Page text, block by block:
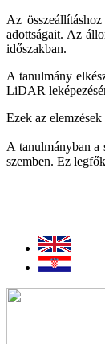
Az
adottságait. Az
időszakban.
A tanulmány
LiDAR
Ezek az
A tanulmányban a
szemben. Ez